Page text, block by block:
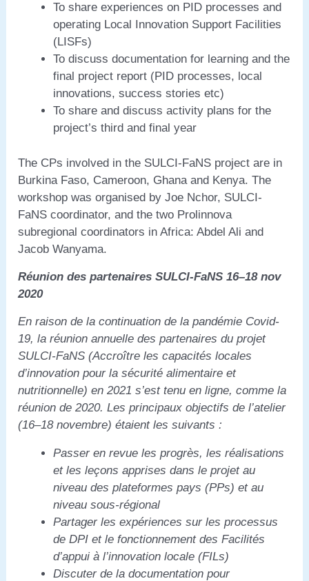
To share experiences on PID processes and
operating Local Innovation Support Facilities
(LISFs)
To discuss documentation for learning and the
final project report (PID processes, local
innovations, success stories etc)
To share and discuss activity plans for the
project’s third and final year
The CPs involved in the SULCI-FaNS project are in
Burkina Faso, Cameroon, Ghana and Kenya. The
workshop was organised by Joe Nchor, SULCI-
FaNS coordinator, and the two Prolinnova
subregional coordinators in Africa: Abdel Ali and
Jacob Wanyama.
Réunion des partenaires SULCI-FaNS 16–18 nov
2020
En raison de la continuation de la pandémie Covid-
19, la réunion annuelle des partenaires du projet
SULCI-FaNS (Accroître les capacités locales
d’innovation pour la sécurité alimentaire et
nutritionnelle) en 2021 s’est tenu en ligne, comme la
réunion de 2020. Les principaux objectifs de l’atelier
(16–18 novembre) étaient les suivants :
Passer en revue les progrès, les réalisations
et les leçons apprises dans le projet au
niveau des plateformes pays (PPs) et au
niveau sous-régional
Partager les expériences sur les processus
de DPI et le fonctionnement des Facilités
d’appui à l’innovation locale (FILs)
Discuter de la documentation pour